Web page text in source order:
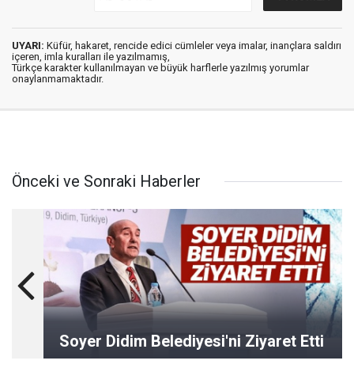
UYARI: Küfür, hakaret, rencide edici cümleler veya imalar, inançlara saldırı
içeren, imla kuralları ile yazılmamış,
Türkçe karakter kullanılmayan ve büyük harflerle yazılmış yorumlar
onaylanmamaktadır.
Önceki ve Sonraki Haberler
Soyer Didim Belediyesi'ni Ziyaret Etti